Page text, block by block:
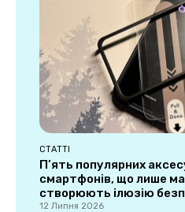
СТАТТІ
П’ять популярних
смартфонів, що лише
створюють ілюзію
12 Липня 2026